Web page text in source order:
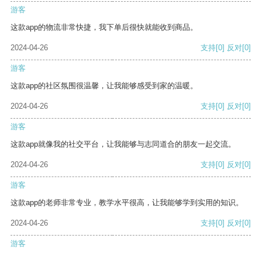
游客
这款app的物流非常快捷，我下单后很快就能收到商品。
2024-04-26 支持[0] 反对[0]
游客
这款app的社区氛围很温馨，让我能够感受到家的温暖。
2024-04-26 支持[0] 反对[0]
游客
这款app就像我的社交平台，让我能够与志同道合的朋友一起交流。
2024-04-26 支持[0] 反对[0]
游客
这款app的老师非常专业，教学水平很高，让我能够学到实用的知识。
2024-04-26 支持[0] 反对[0]
游客